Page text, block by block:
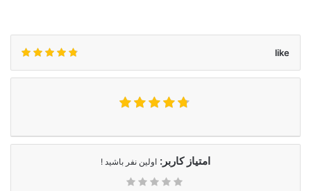
like
امتیاز کاربر: اولین نفر باشید !